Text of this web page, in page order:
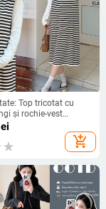
Top tricotat cu
și rochie-vest
iarnă 2025,
add_shopping_cart